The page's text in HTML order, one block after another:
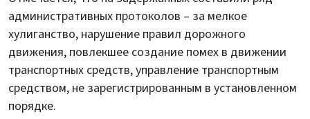
административных протоколов – за мелкое
хулиганство, нарушение правил дорожного
движения, повлекшее создание помех в движении
транспортных средств, управление транспортным
средством, не зарегистрированным в установленном
порядке.